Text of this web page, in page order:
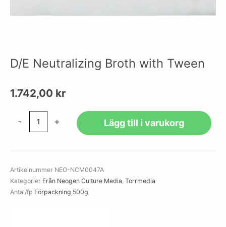
D/E Neutralizing Broth with Tween
1.742,00 kr
-
mängd
+ Lägg till i varukorg
Artikelnummer NEO-NCM0047A
Kategorier Från Neogen Culture Media, Torrmedia
Antal/fp Förpackning 500g